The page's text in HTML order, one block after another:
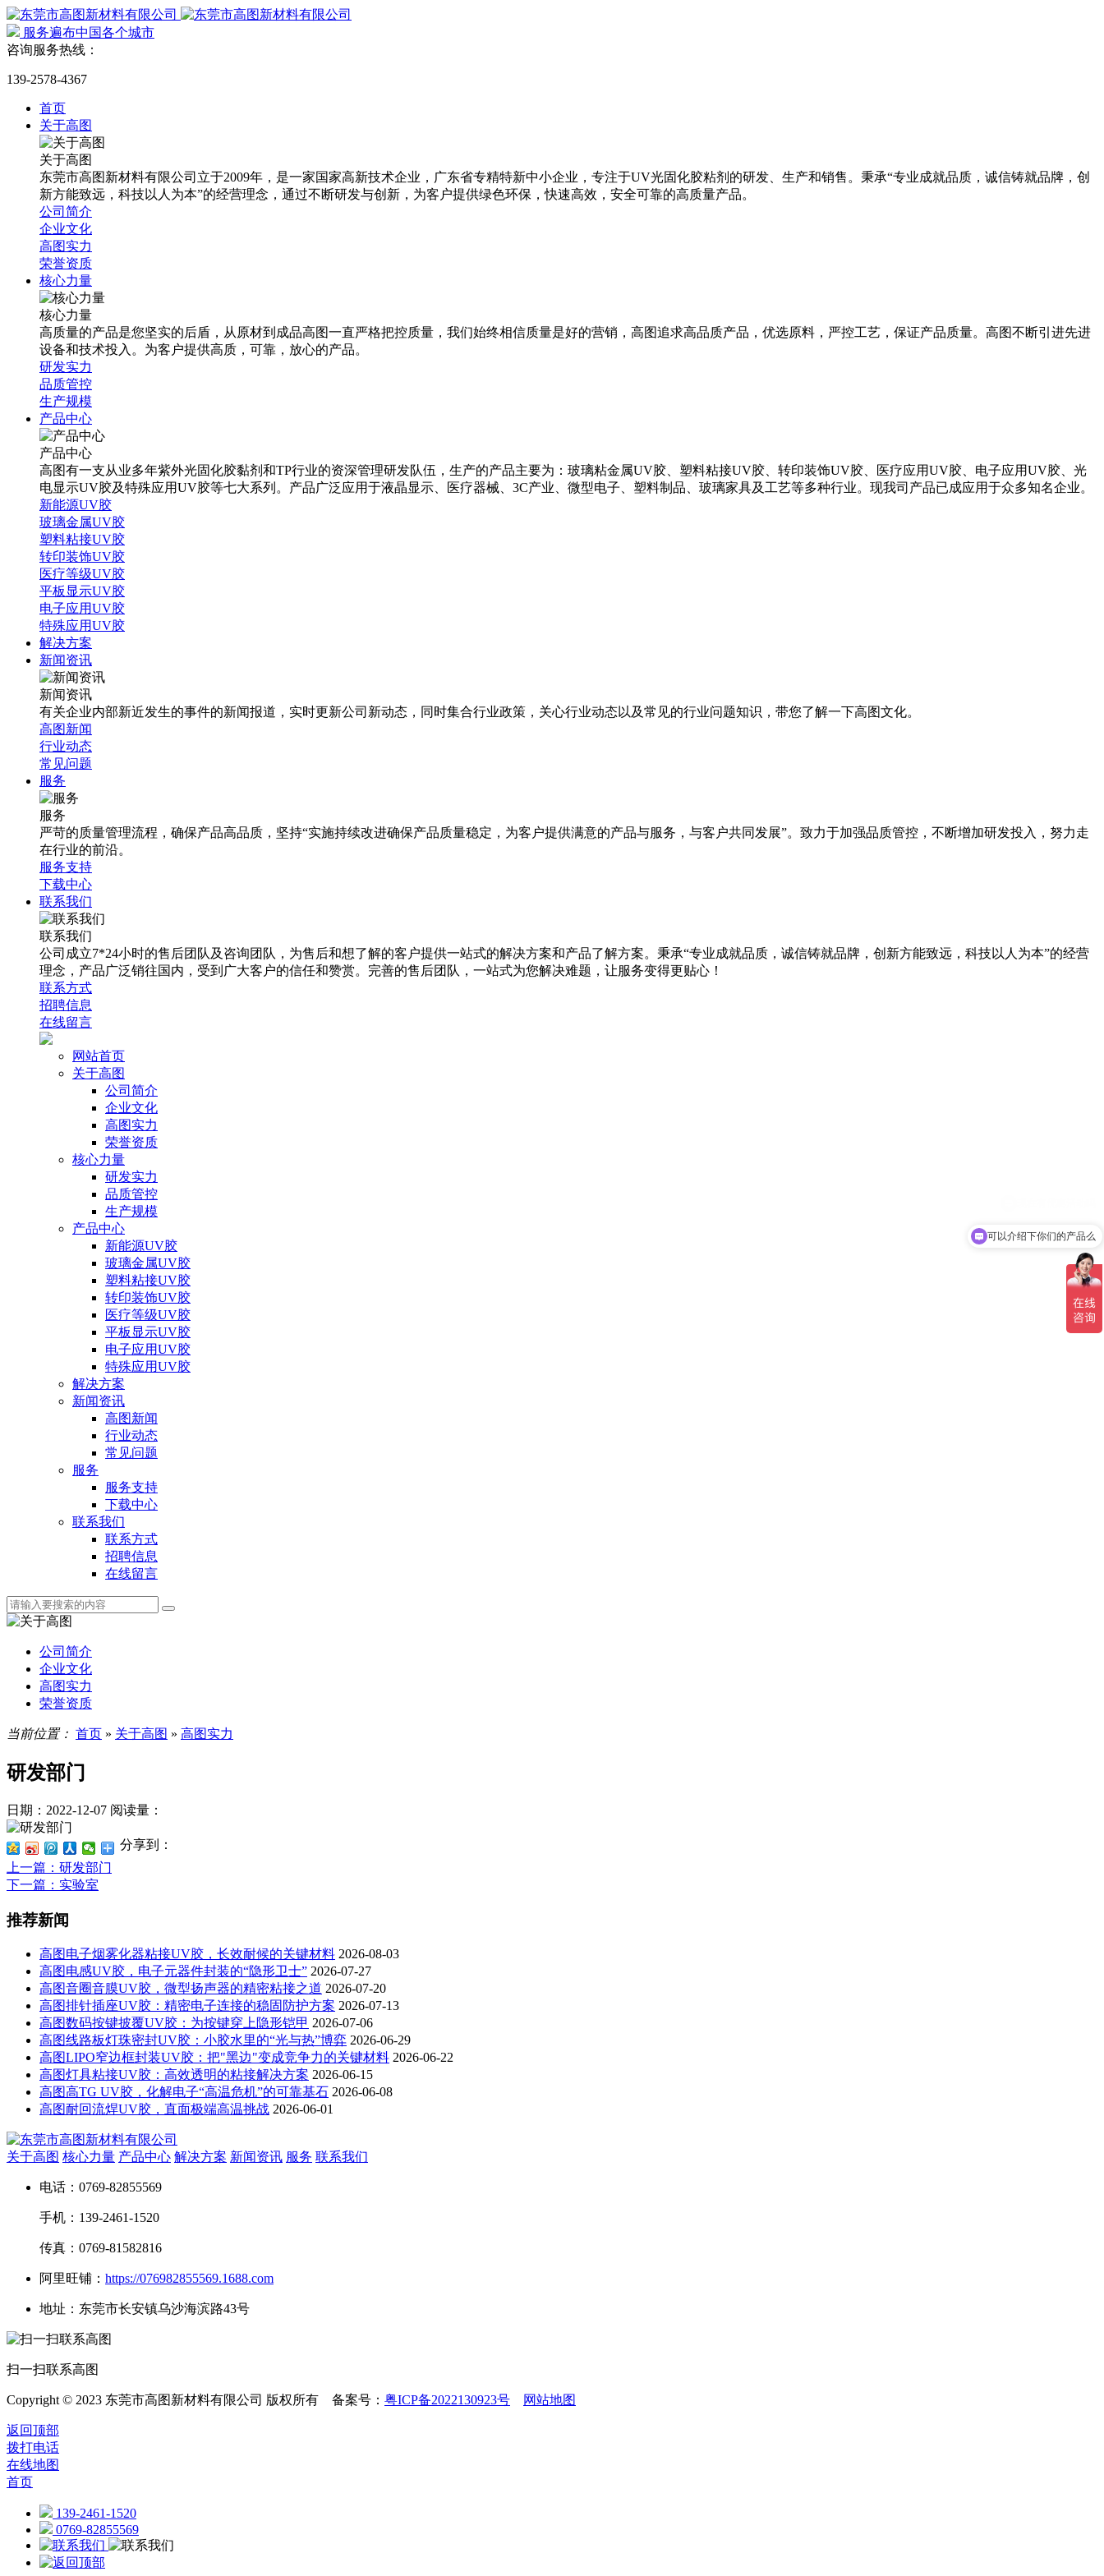
服务遍布中国各个城市
咨询服务热线：
139-2578-4367
首页
关于高图
关于高图
东莞市高图新材料有限公司立于2009年，是一家国家高新技术企业，广东省专精特新中小企业，专注于UV光固化胶粘剂的研发、生产和销售。秉承“专业成就品质，诚信铸就品牌，创
新方能致远，科技以人为本”的经营理念，通过不断研发与创新，为客户提供绿色环保，快速高效，安全可靠的高质量产品。
公司简介
企业文化
高图实力
荣誉资质
核心力量
核心力量
高质量的产品是您坚实的后盾，从原材到成品高图一直严格把控质量，我们始终相信质量是好的营销，高图追求高品质产品，优选原料，严控工艺，保证产品质量。高图不断引进先进
设备和技术投入。为客户提供高质，可靠，放心的产品。
研发实力
品质管控
生产规模
产品中心
产品中心
高图有一支从业多年紫外光固化胶黏剂和TP行业的资深管理研发队伍，生产的产品主要为：玻璃粘金属UV胶、塑料粘接UV胶、转印装饰UV胶、医疗应用UV胶、电子应用UV胶、光
电显示UV胶及特殊应用UV胶等七大系列。产品广泛应用于液晶显示、医疗器械、3C产业、微型电子、塑料制品、玻璃家具及工艺等多种行业。现我司产品已成应用于众多知名企业。
新能源UV胶
玻璃金属UV胶
塑料粘接UV胶
转印装饰UV胶
医疗等级UV胶
平板显示UV胶
电子应用UV胶
特殊应用UV胶
解决方案
新闻资讯
新闻资讯
有关企业内部新近发生的事件的新闻报道，实时更新公司新动态，同时集合行业政策，关心行业动态以及常见的行业问题知识，带您了解一下高图文化。
高图新闻
行业动态
常见问题
服务
服务
严苛的质量管理流程，确保产品高品质，坚持“实施持续改进确保产品质量稳定，为客户提供满意的产品与服务，与客户共同发展”。致力于加强品质管控，不断增加研发投入，努力走
在行业的前沿。
服务支持
下载中心
联系我们
联系我们
公司成立7*24小时的售后团队及咨询团队，为售后和想了解的客户提供一站式的解决方案和产品了解方案。秉承“专业成就品质，诚信铸就品牌，创新方能致远，科技以人为本”的经营
理念，产品广泛销往国内，受到广大客户的信任和赞赏。完善的售后团队，一站式为您解决难题，让服务变得更贴心！
联系方式
招聘信息
在线留言
网站首页
关于高图
公司简介
企业文化
高图实力
荣誉资质
核心力量
研发实力
品质管控
生产规模
产品中心
新能源UV胶
玻璃金属UV胶
塑料粘接UV胶
转印装饰UV胶
医疗等级UV胶
平板显示UV胶
电子应用UV胶
特殊应用UV胶
解决方案
新闻资讯
高图新闻
行业动态
常见问题
服务
服务支持
下载中心
联系我们
联系方式
招聘信息
在线留言
公司简介
企业文化
高图实力
荣誉资质
当前位置： 首页 » 关于高图 » 高图实力
研发部门
日期：2022-12-07 阅读量：
分享到：
上一篇 ：研发部门
下一篇 ：实验室
推荐新闻
高图电子烟雾化器粘接UV胶，长效耐候的关键材料 2026-08-03
高图电感UV胶，电子元器件封装的“隐形卫士” 2026-07-27
高图音圈音膜UV胶，微型扬声器的精密粘接之道 2026-07-20
高图排针插座UV胶：精密电子连接的稳固防护方案 2026-07-13
高图数码按键披覆UV胶：为按键穿上隐形铠甲 2026-07-06
高图线路板灯珠密封UV胶：小胶水里的“光与热”博弈 2026-06-29
高图LIPO窄边框封装UV胶：把"黑边"变成竞争力的关键材料 2026-06-22
高图灯具粘接UV胶：高效透明的粘接解决方案 2026-06-15
高图高TG UV胶，化解电子“高温危机”的可靠基石 2026-06-08
高图耐回流焊UV胶，直面极端高温挑战 2026-06-01
关于高图 核心力量 产品中心 解决方案 新闻资讯 服务 联系我们
电话：0769-82855569
手机：139-2461-1520
传真：0769-81582816
阿里旺铺： https://076982855569.1688.com
地址：东莞市长安镇乌沙海滨路43号
扫一扫联系高图
Copyright © 2023 东莞市高图新材料有限公司 版权所有 备案号： 粤ICP备2022130923号 网站地图
返回顶部
拨打电话
在线地图
首页
139-2461-1520
0769-82855569
可以介绍下你们的产品么